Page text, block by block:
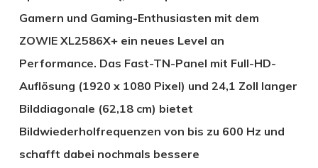
Gamern und Gaming-Enthusiasten mit dem
ZOWIE XL2586X+ ein neues Level an
Performance. Das Fast-TN-Panel mit Full-HD-
Auflösung (1920 x 1080 Pixel) und 24,1 Zoll langer
Bilddiagonale (62,18 cm) bietet
Bildwiederholfrequenzen von bis zu 600 Hz und
schafft dabei nochmals bessere